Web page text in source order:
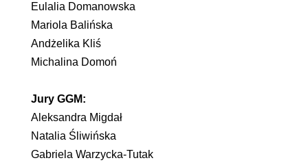
Eulalia Domanowska
Mariola Balińska
Andżelika Kliś
Michalina Domoń
Jury GGM:
Aleksandra Migdał
Natalia Śliwińska
Gabriela Warzycka-Tutak